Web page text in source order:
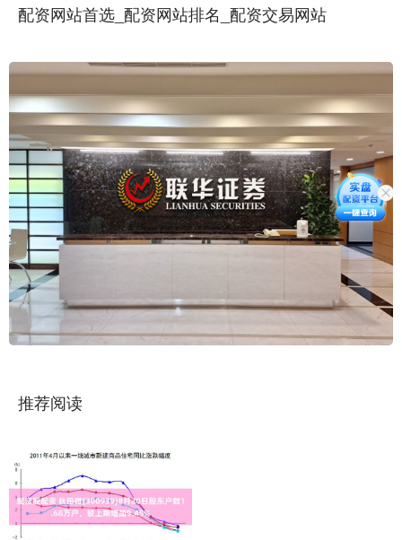
配资网站首选_配资网站排名_配资交易网站
推荐阅读